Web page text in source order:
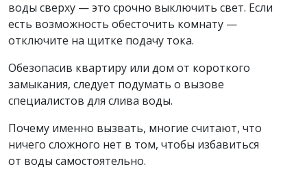
воды сверху — это срочно выключить свет. Если
есть возможность обесточить комнату —
отключите на щитке подачу тока.
Обезопасив квартиру или дом от короткого
замыкания, следует подумать о вызове
специалистов для слива воды.
Почему именно вызвать, многие считают, что
ничего сложного нет в том, чтобы избавиться
от воды самостоятельно.